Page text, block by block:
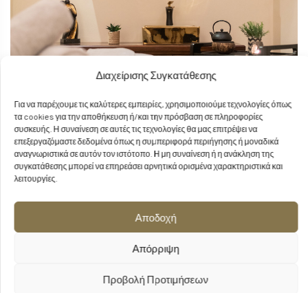
Διαχείρισης Συγκατάθεσης
Για να παρέχουμε τις καλύτερες εμπειρίες, χρησιμοποιούμε τεχνολογίες όπως
τα cookies για την αποθήκευση ή/και την πρόσβαση σε πληροφορίες
συσκευής. Η συναίνεση σε αυτές τις τεχνολογίες θα μας επιτρέψει να
επεξεργαζόμαστε δεδομένα όπως η συμπεριφορά περιήγησης ή μοναδικά
αναγνωριστικά σε αυτόν τον ιστότοπο. Η μη συναίνεση ή η ανάκληση της
συγκατάθεσης μπορεί να επηρεάσει αρνητικά ορισμένα χαρακτηριστικά και
λειτουργίες.
Αποδοχή
Απόρριψη
Προβολή Προτιμήσεων